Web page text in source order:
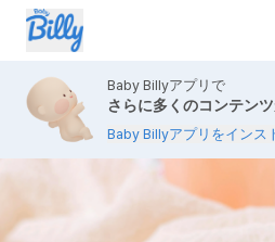
Baby Billyアプリで
さらに多くのコンテン
Baby Billyアプリをインス